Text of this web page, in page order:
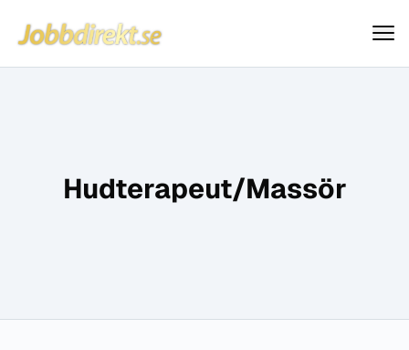
Hoppa till innehåll
Jobbdirekt
Hudterapeut/Massör